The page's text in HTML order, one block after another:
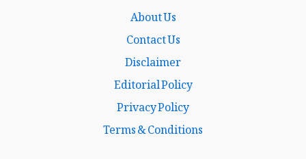
About Us
Contact Us
Disclaimer
Editorial Policy
Privacy Policy
Terms & Conditions